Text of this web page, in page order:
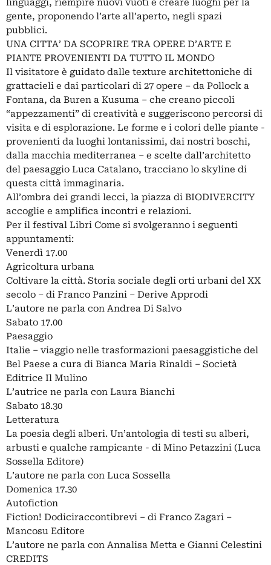
linguaggi, riempire nuovi vuoti e creare luoghi per la
gente, proponendo l’arte all’aperto, negli spazi
pubblici.
UNA CITTA’ DA SCOPRIRE TRA OPERE D’ARTE E
PIANTE PROVENIENTI DA TUTTO IL MONDO
Il visitatore è guidato dalle texture architettoniche di
grattacieli e dai particolari di 27 opere – da Pollock a
Fontana, da Buren a Kusuma – che creano piccoli
“appezzamenti” di creatività e suggeriscono percorsi di
visita e di esplorazione. Le forme e i colori delle piante -
provenienti da luoghi lontanissimi, dai nostri boschi,
dalla macchia mediterranea – e scelte dall’architetto
del paesaggio Luca Catalano, tracciano lo skyline di
questa città immaginaria.
All’ombra dei grandi lecci, la piazza di BIODIVERCITY
accoglie e amplifica incontri e relazioni.
Per il festival Libri Come si svolgeranno i seguenti
appuntamenti:
Venerdì 17.00
Agricoltura urbana
Coltivare la città. Storia sociale degli orti urbani del XX
secolo – di Franco Panzini – Derive Approdi
L’autore ne parla con Andrea Di Salvo
Sabato 17.00
Paesaggio
Italie – viaggio nelle trasformazioni paesaggistiche del
Bel Paese a cura di Bianca Maria Rinaldi – Società
Editrice Il Mulino
L’autrice ne parla con Laura Bianchi
Sabato 18.30
Letteratura
La poesia degli alberi. Un’antologia di testi su alberi,
arbusti e qualche rampicante - di Mino Petazzini (Luca
Sossella Editore)
L’autore ne parla con Luca Sossella
Domenica 17.30
Autofiction
Fiction! Dodiciraccontibrevi – di Franco Zagari –
Mancosu Editore
L’autore ne parla con Annalisa Metta e Gianni Celestini
CREDITS